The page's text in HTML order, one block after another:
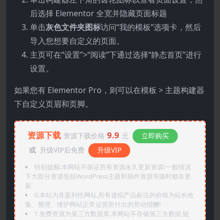
后选择 Elementor 全宽并隐藏页面标题
单击灰色文件夹图标访问“我的模板”选项卡，然后
导入您想要自定义的页面。
主页可在“设置”>“阅读”下通过选择“静态首页”进行
设置。
如果您有 Elementor Pro，则可以在模板 > 主题构建器
下自定义页眉和页脚。
资源下载 资源下载价格 9.9 元
立即购买
或 升级VIP后免费 升级VIP
特别提醒:本网站不保证所有资源永久更新资源!一般情况
下大部分资源包括WordPress主题和插件资源等随时都在更
新
0.本站为非盈利性网站,所有虚拟产品标注的价格为站长收
集、整理、维护网站正常运营所付出的劳动报酬!
1.免费资源为第三方数据库,本网站不存储第三方数据,链